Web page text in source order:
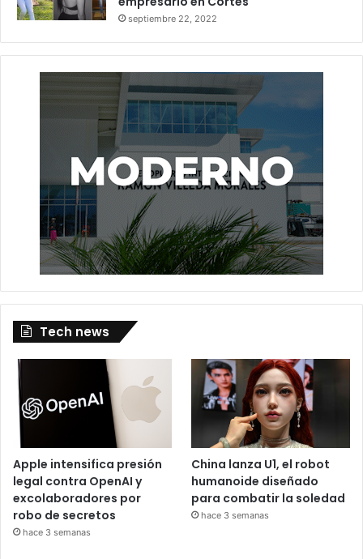
septiembre 22, 2022
Tech news
Apple intensifica presión
legal contra OpenAI y
excolaboradores por
robo de secretos
hace 3 semanas
China lanza U1, el robot
humanoide diseñado
para combatir la soledad
hace 3 semanas